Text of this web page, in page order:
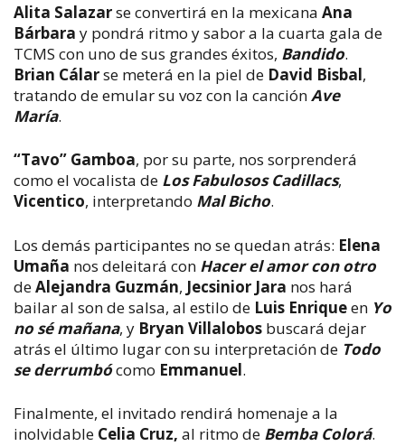
Alita Salazarse convertirá en la mexicana Ana
Bárbara y pondrá ritmo y sabor a la cuarta gala de
TCMS con uno de sus grandes éxitos, Bandido.
Brian Cálarse meterá en la piel de David Bisbal,
tratando de emular su voz con la canciónAve
María.
“Tavo” Gamboa, por su parte, nos sorprenderá
como el vocalista de Los Fabulosos Cadillacs,
Vicentico, interpretando Mal Bicho.
Los demás participantes no se quedan atrás: Elena
Umaña nos deleitará con Hacer el amor con otro
deAlejandra Guzmán, Jecsinior Jara nos hará
bailar al son de salsa, al estilo de Luis Enriqueen Yo
no sé mañana, y Bryan Villalobos buscará dejar
atrás el último lugar con su interpretación de Todo
se derrumbócomo Emmanuel.
Finalmente, el invitado rendirá homenaje a la
inolvidable Celia Cruz, al ritmo de Bemba Colorá.